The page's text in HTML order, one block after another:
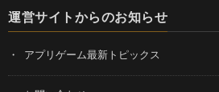
運営サイトからのお知らせ
アプリゲーム最新トピックス